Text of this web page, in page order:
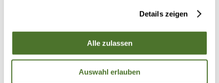
Details zeigen
Alle zulassen
Auswahl erlauben